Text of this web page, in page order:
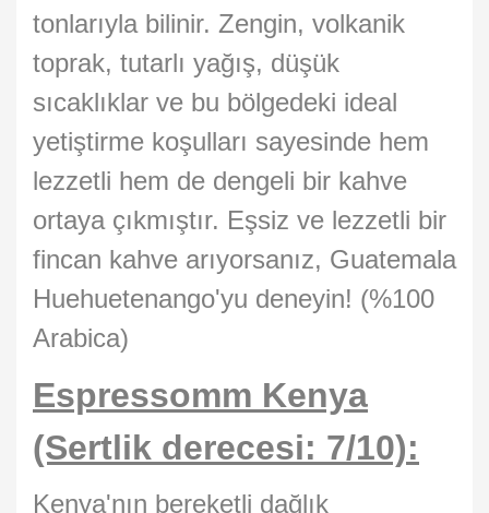
tonlarıyla bilinir. Zengin, volkanik
toprak, tutarlı yağış, düşük
sıcaklıklar ve bu bölgedeki ideal
yetiştirme koşulları sayesinde hem
lezzetli hem de dengeli bir kahve
ortaya çıkmıştır. Eşsiz ve lezzetli bir
fincan kahve arıyorsanız, Guatemala
Huehuetenango'yu deneyin! (%100
Arabica)
Espressomm Kenya
(Sertlik derecesi: 7/10):
Kenya'nın bereketli dağlık